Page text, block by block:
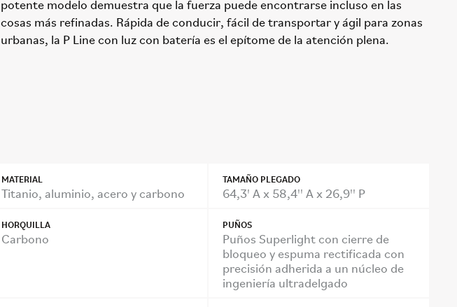
potente modelo demuestra que la fuerza puede encontrarse incluso en las
cosas más refinadas. Rápida de conducir, fácil de transportar y ágil para zonas
urbanas, la P Line con luz con batería es el epítome de la atención plena.
MATERIAL
Titanio, aluminio, acero y carbono
TAMAÑO PLEGADO
64,3' A x 58,4'' A x 26,9'' P
HORQUILLA
Carbono
PUÑOS
Puños Superlight con cierre de
bloqueo y espuma rectificada con
precisión adherida a un núcleo de
ingeniería ultradelgado